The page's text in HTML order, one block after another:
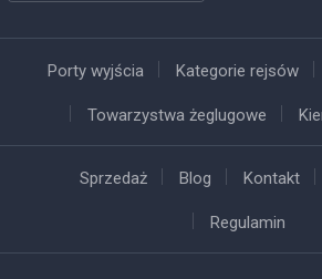
Porty wyjścia Kategorie rejsów
Towarzystwa żeglugowe
Sprzedaż Blog Kontakt
Regulamin